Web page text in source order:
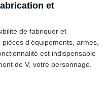
et
de fabriquer et
d'équipements, armes,
est indispensable
de V, votre personnage.